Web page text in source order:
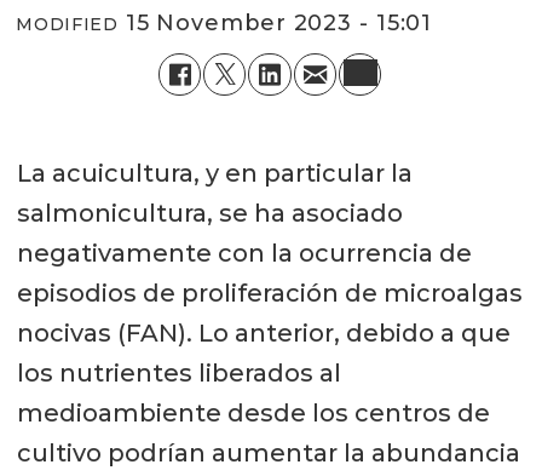
MODIFIED 15 November 2023 - 15:01
La acuicultura, y en particular la
salmonicultura, se ha asociado
negativamente con la ocurrencia de
episodios de proliferación de microalgas
nocivas (FAN). Lo anterior, debido a que
los nutrientes liberados al
medioambiente desde los centros de
cultivo podrían aumentar la abundancia